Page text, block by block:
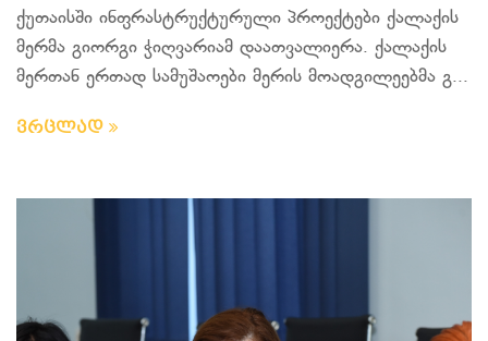
ქუთაისში ინფრასტრუქტურული პროექტები ქალაქის
მერმა გიორგი ჭიღვარიამ დაათვალიერა. ქალაქის
მერთან ერთად სამუშაოები მერის მოადგილეებმა გ...
ვრცლად